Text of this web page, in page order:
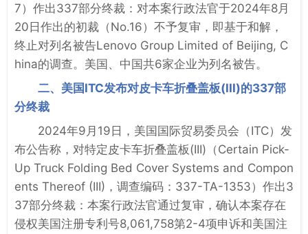
7）作出337部分终裁：对本案行政法官于2024年8月
20日作出的初裁（No.16）不予复审，即基于和解，
终止对列名被告Lenovo Group Limited of Beijing, C
hina的调查。美国、中国共6家企业为列名被告。
二、美国ITC发布对皮卡车折叠盖板(III)的337部
分终裁
2024年9月19日，美国国际贸易委员会（ITC）发
布公告称，对特定皮卡车折叠盖板(III)（Certain Pick-
Up Truck Folding Bed Cover Systems and Compon
ents Thereof (III)，调查编码：337-TA-1353）作出3
37部分终裁：本案行政法官通过复审，确认本案存在
侵权美国注册专利号8,061,758第2-4项申诉和美国注